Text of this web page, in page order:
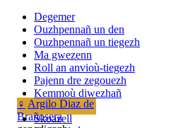
♀ Argilo Diaz de
Brañosera
Degemer
Ouzhpennañ un den
Ouzhpennañ un tiegezh
Ma gwezenn
Roll an anvioù-tiegezh
Pajenn dre zegouezh
Kemmoù diwezhañ
Skoazell